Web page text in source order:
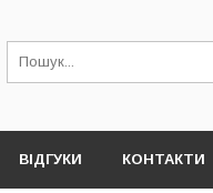
ВІДГУКИ КОНТАКТИ